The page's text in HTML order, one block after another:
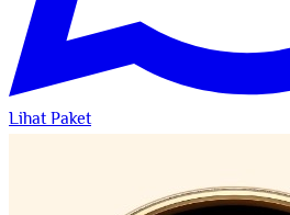
Lihat Paket